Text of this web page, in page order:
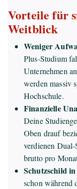
Vorteile für
Weitblick
Weniger
Plus-Studium
Unternehmen
werden massiv
Hochschule.
Finanzielle
Deine
Oben drauf
verdienen
brutto pro
Schutzschild
schon während